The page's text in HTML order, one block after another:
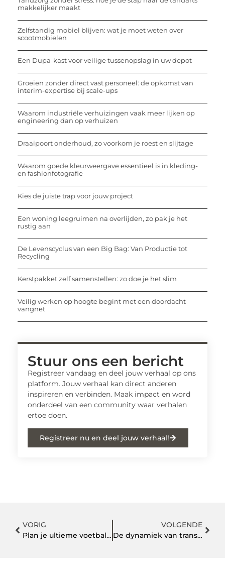
makkelijker maakt
Zelfstandig mobiel blijven: wat je moet weten over
scootmobielen
Een Dupa-kast voor veilige tussenopslag in uw depot
Groeien zonder direct vast personeel: de opkomst van
interim-expertise bij scale-ups
Waarom industriële verhuizingen vaak meer lijken op
engineering dan op verhuizen
Draaipoort onderhoud, zo voorkom je roest en slijtage
Waarom goede kleurweergave essentieel is in kleding-
en fashionfotografie
Kies de juiste trap voor jouw project
Een woning leegruimen na overlijden, zo pak je het
rustig aan
De Levenscyclus van een Big Bag: Van Productie tot
Recycling
Kerstpakket zelf samenstellen: zo doe je het slim
Veilig werken op hoogte begint met een doordacht
vangnet
Stuur ons een bericht
Registreer vandaag en deel jouw verhaal op ons
platform. Jouw verhaal kan direct anderen
inspireren en verbinden. Maak impact en word
onderdeel van een community waar verhalen
ertoe doen.
Registreer nu en deel jouw verhaal!
VORIG
Plan je ultieme voetbalreizen naar de spannendste wedstrijden
VOLGENDE
De dynamiek van transport in Finland: een diepgaande verkenning